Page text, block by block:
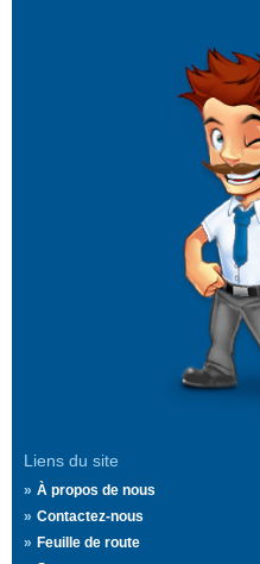
Liens du site
À propos de nous
Contactez-nous
Feuille de route